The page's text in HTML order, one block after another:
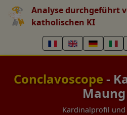
Analyse durchgeführt
katholischen KI
Conclavoscope -
Kardinalprofil und